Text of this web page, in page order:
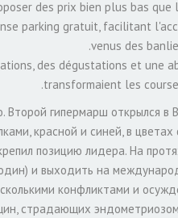
des prix bien plus bas que
parking gratuit, facilitant
venus des
des dégustations et une
transformaient les
гипермарш открылся в
красной и синей, в цветах
позицию лидера. На
и выходить на
конфликтами и
страдающих